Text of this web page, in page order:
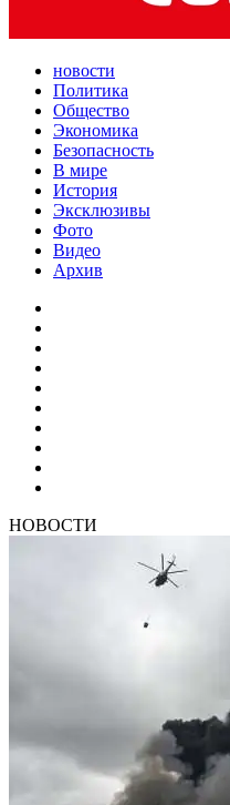
новости
Политика
Общество
Экономика
Безопасность
В мире
История
Эксклюзивы
Фото
Видео
Архив
НОВОСТИ